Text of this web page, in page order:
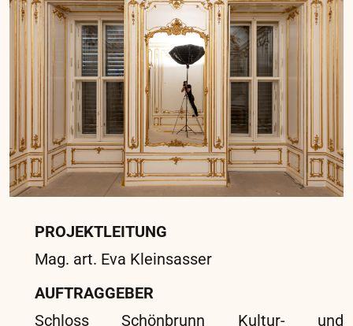
PROJEKTLEITUNG
Mag. art. Eva Kleinsasser
AUFTRAGGEBER
Universalmuseum Joanneum, Mariahilfer
Platz 2-4, 8020 Graz
STANDORT
Erzherzog Johann Museum, Schloss Stainz,
Schlossplatz 1, 8510 Stainz
ARBEITSORT
Atelier, Schießstattgasse 18, 8010 Graz